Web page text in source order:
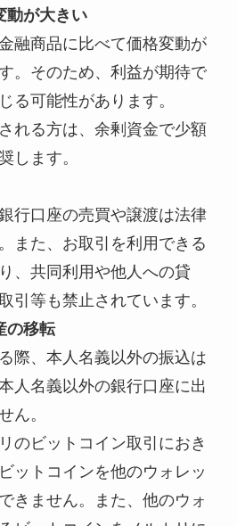
動が大きい
融商品に比べて価格変動が
。そのため、利益が期待で
る可能性があります。
れる方は、余剰資金で少額
します。
行口座の売買や譲渡は法律
また、お取引を利用できる
、共同利用や他人への貸
引等も禁止されています。
の移転
際、本人名義以外の振込は
人名義以外の銀行口座に出
ん。
のビットコイン取引におき
ットコインを他のウォレッ
きません。また、他のウォ